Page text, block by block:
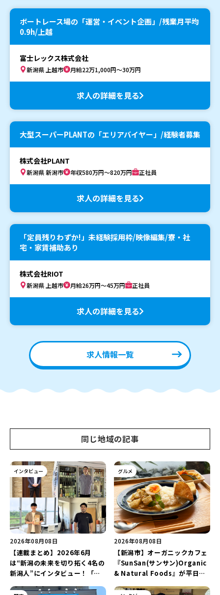
ボートレース場の「運営・イベント企画」/残業月平均
0.9h/上越
富士レックス株式会社
新潟県 上越市 月給22万1,000円～30万円
求人の詳細を見る
大型スーパーPLANTの「エリアバイヤー」/経験者募集
株式会社PLANT
新潟県 新潟市 年収580万円～820万円 正社員
求人の詳細を見る
「定員残りわずか!」未経験採用枠/映像編集/寮・社
宅・家賃補助あり
株式会社RIOT
新潟県 上越市 月給26万円～45万円 正社員
求人の詳細を見る
求人情報一覧
同じ地域の記事
インタビュー
2026年08月08日
【連載まとめ】2026年6月
は“新潟の未来を切り拓く4名の
新潟人”にインタビュー！「学
グルメ
2026年08月08日
【新潟市】オーガニックカフェ
『SunSan(サンサン)Organic
& Natural Foods』が平日ラ